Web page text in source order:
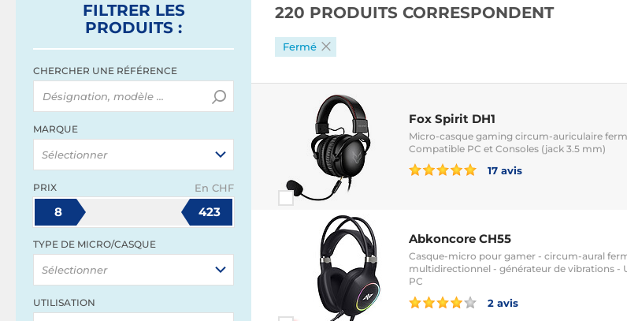
FILTRER LES
PRODUITS :
CHERCHER UNE RÉFÉRENCE
MARQUE
Sélectionner
PRIX En CHF
8 423
TYPE DE MICRO/CASQUE
Sélectionner
UTILISATION
220 PRODUITS CORRESPONDENT
Fermé
Fox Spirit DH1
Micro-casque gaming circum-auriculaire
Compatible PC et Consoles (jack 3.5 mm)
17 avis
Abkoncore CH55
Casque-micro pour gamer - circum-aural
multidirectionnel - générateur de vibrations -
PC
2 avis